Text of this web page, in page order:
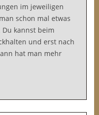
im jeweiligen
schon mal etwas
kannst beim
und erst nach
hat man mehr